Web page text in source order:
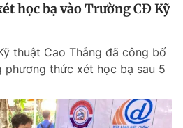
học bạ vào Trường CĐ Kỹ
thuật Cao Thắng đã công bố
phương thức xét học bạ sau 5